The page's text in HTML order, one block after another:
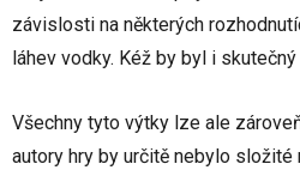
závislosti na některých
láhev vodky. Kéž by byl i
Všechny tyto výtky lze ale
autory hry by určitě nebylo